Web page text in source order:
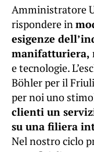
Amministratore
rispondere in
esigenze
manifatturiera,
e tecnologie.
Böhler per il
per noi uno
clienti un
su una filiera
Nel nostro ciclo